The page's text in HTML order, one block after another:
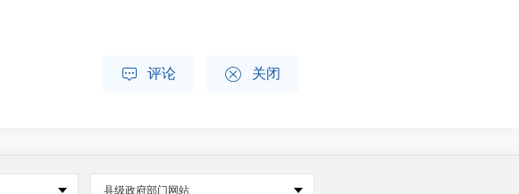
 评论  关闭
县级政府部门网站